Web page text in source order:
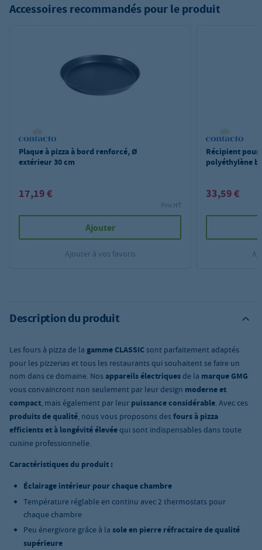
Accessoires recommandés pour le produit
Plaque à pizza à bord renforcé, Ø
extérieur 30 cm
17,19 €
Prix HT
Ajouter
Ajouter à vos favoris
Récipient pour
polyéthylène
33,59 €
Description du produit
Les fours à pizza de la gamme CLASSIC sont parfaitement adaptés
pour les pizzerias et tous les restaurants qui souhaitent se faire un
nom dans ce domaine. Nosappareils électriquesde la marque GMG
vous convaincront non seulement par leur design moderne et
compact, mais également par leur puissance considérable. Avec ces
produits de qualité, nous vous proposons desfours à pizza
efficients et à longévité élevéequi sont indispensables dans toute
cuisine professionnelle.
Caractéristiques du produit :
Éclairage intérieur pour chaque chambre
Température réglable en continu avec 2 thermostats pour
chaque chambre
Peu énergivore grâce à la sole en pierre réfractaire de qualité
supérieure